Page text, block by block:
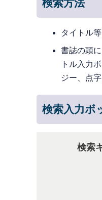
検索方法
タイトル
書誌の頭
トル入力
ジー、点
検索入力ボ
検索